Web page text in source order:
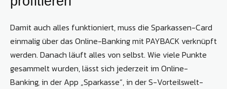
Damit auch alles funktioniert, muss die Sparkassen-Card
einmalig über das Online-Banking mit PAYBACK verknüpft
werden. Danach läuft alles von selbst. Wie viele Punkte
gesammelt wurden, lässt sich jederzeit im Online-
Banking, in der App „Sparkasse“, in der S-Vorteilswelt-